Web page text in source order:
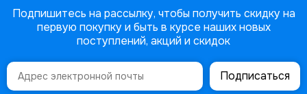
Подпишитесь на рассылку, чтобы получить скидку на
первую покупку и быть в курсе наших новых
поступлений, акций и скидок
Подписаться